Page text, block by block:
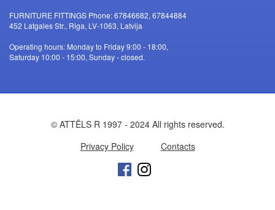
FURNITURE FITTINGS Phone: 67846682, 67844884
452 Latgales Str., Riga, LV-1063, Latvija
Operating hours: Monday to Friday 9:00 - 18:00,
Saturday 10:00 - 15:00, Sunday - closed.
© ATTĒLS R 1997 - 2024 All rights reserved.
Privacy Policy
Contacts